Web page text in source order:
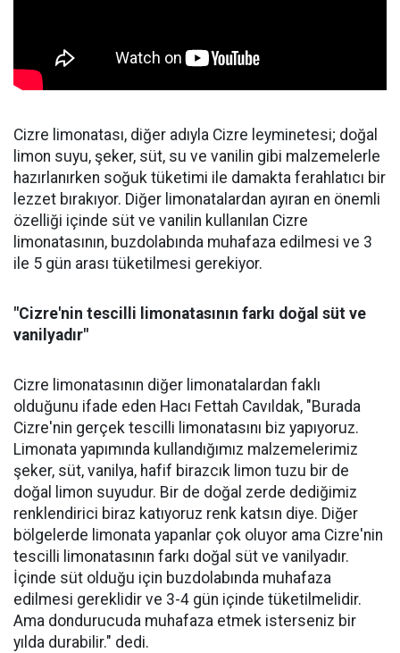
Cizre limonatası, diğer adıyla Cizre leyminetesi; doğal
limon suyu, şeker, süt, su ve vanilin gibi malzemelerle
hazırlanırken soğuk tüketimi ile damakta ferahlatıcı bir
lezzet bırakıyor. Diğer limonatalardan ayıran en önemli
özelliği içinde süt ve vanilin kullanılan Cizre
limonatasının, buzdolabında muhafaza edilmesi ve 3
ile 5 gün arası tüketilmesi gerekiyor.
"Cizre'nin tescilli limonatasının farkı doğal süt ve
vanilyadır"
Cizre limonatasının diğer limonatalardan faklı
olduğunu ifade eden Hacı Fettah Cavıldak, "Burada
Cizre'nin gerçek tescilli limonatasını biz yapıyoruz.
Limonata yapımında kullandığımız malzemelerimiz
şeker, süt, vanilya, hafif birazcık limon tuzu bir de
doğal limon suyudur. Bir de doğal zerde dediğimiz
renklendirici biraz katıyoruz renk katsın diye. Diğer
bölgelerde limonata yapanlar çok oluyor ama Cizre'nin
tescilli limonatasının farkı doğal süt ve vanilyadır.
İçinde süt olduğu için buzdolabında muhafaza
edilmesi gereklidir ve 3-4 gün içinde tüketilmelidir.
Ama dondurucuda muhafaza etmek isterseniz bir
yılda durabilir." dedi.